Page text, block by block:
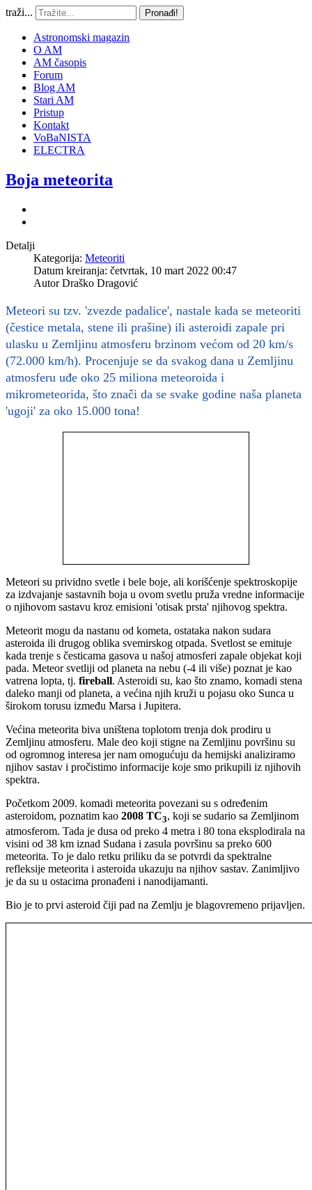
traži... Pronađi!
Astronomski magazin
O AM
AM časopis
Forum
Blog AM
Stari AM
Pristup
Kontakt
VoBaNISTA
ELECTRA
Boja meteorita
Detalji
Kategorija: Meteoriti
Datum kreiranja: četvrtak, 10 mart 2022 00:47
AutorDraško Dragović
Meteori su tzv. 'zvezde padalice', nastale kada se meteoriti
(čestice metala, stene ili prašine) ili asteroidi zapale pri
ulasku u Zemljinu atmosferu brzinom većom od 20 km/s
(72.000 km/h). Procenjuje se da svakog dana u Zemljinu
atmosferu uđe oko 25 miliona meteoroida i
mikrometeorida, što znači da se svake godine naša planeta
'ugoji' za oko 15.000 tona!
Meteori su prividno svetle i bele boje, ali korišćenje spektroskopije
za izdvajanje sastavnih boja u ovom svetlu pruža vredne informacije
o njihovom sastavu kroz emisioni 'otisak prsta' njihovog spektra.
Meteorit mogu da nastanu od kometa, ostataka nakon sudara
asteroida ili drugog oblika svemirskog otpada. Svetlost se emituje
kada trenje s česticama gasova u našoj atmosferi zapale objekat koji
pada. Meteor svetliji od planeta na nebu (-4 ili više) poznat je kao
vatrena lopta, tj. fireball. Asteroidi su, kao što znamo, komadi stena
daleko manji od planeta, a većina njih kruži u pojasu oko Sunca u
širokom torusu između Marsa i Jupitera.
Većina meteorita biva uništena toplotom trenja dok prodiru u
Zemljinu atmosferu. Male deo koji stigne na Zemljinu površinu su
od ogromnog interesa jer nam omogućuju da hemijski analiziramo
njihov sastav i pročistimo informacije koje smo prikupili iz njihovih
spektra.
Početkom 2009. komadi meteorita povezani su s određenim
asteroidom, poznatim kao 2008 TC3, koji se sudario sa Zemljinom
atmosferom. Tada je dusa od preko 4 metra i 80 tona eksplodirala na
visini od 38 km iznad Sudana i zasula površinu sa preko 600
meteorita. To je dalo retku priliku da se potvrdi da spektralne
refleksije meteorita i asteroida ukazuju na njihov sastav. Zanimljivo
je da su u ostacima pronađeni i nanodijamanti.
Bio je to prvi asteroid čiji pad na Zemlju je blagovremeno prijavljen.